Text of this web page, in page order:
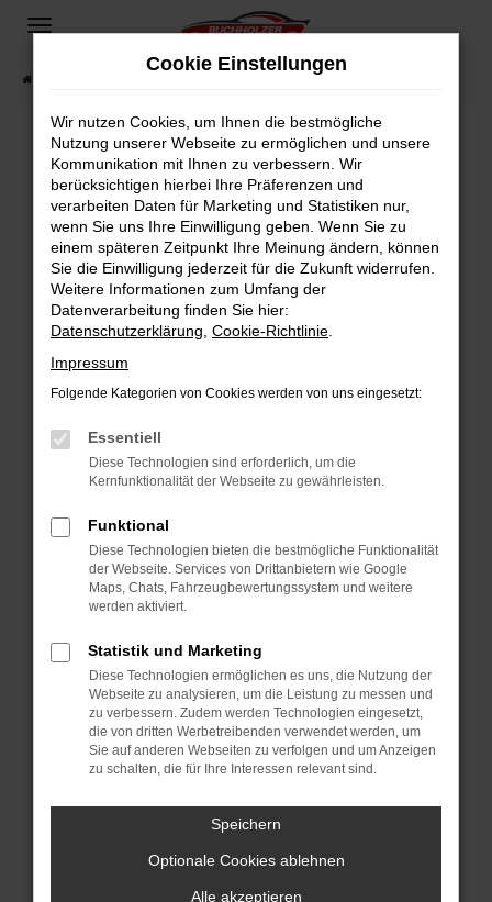
Zum
springen
Fahrzeugsuche
Fehler: Network Error
Beim Laden ist ein Fehler aufgetreten.
Hier sind ein paar Tipps, die dir helfen können:
Überprüfe deine Firewall und deine
Internetverbindung.
Laden andere Webseiten, zum Beispiel deine
Suchmaschine?
Prüfe deine Browsererweiterungen.
können das Laden bestimmter Seiten
verhindern. Funktioniert die Seite in einem
anderen Browser oder in einem privaten
Starte dein Gerät neu.
Das kann manchmal helfen, vorübergehende
Probleme zu beheben.
Betriebssystem auf dem neuesten Stand
sind.
Veraltete Software birgt nicht nur ein
Sicherheitsrisiko, sondern kann auch dazu
führen, dass bestimmte Funktionen nicht mehr
unterstützt werden.
Wende dich an den Webseitenbetreiber.
Wenn du alle oben genannten Schritte versucht
hast, kontaktiere uns bitte. Wir werden
versuchen, das Problem zu beheben. Du kannst
Cookie Einstellungen
Wir nutzen Cookies, um Ihnen die bestmögliche
Nutzung unserer Webseite zu ermöglichen und unsere
Kommunikation mit Ihnen zu verbessern. Wir
berücksichtigen hierbei Ihre Präferenzen und
verarbeiten Daten für Marketing und Statistiken nur,
wenn Sie uns Ihre Einwilligung geben. Wenn Sie zu
einem späteren Zeitpunkt Ihre Meinung ändern, können
Sie die Einwilligung jederzeit für die Zukunft widerrufen.
Weitere Informationen zum Umfang der
Datenverarbeitung finden Sie hier:
Datenschutzerklärung Cookie-Richtlinie
Impressum
Folgende Kategorien von Cookies werden von uns eingesetzt:
Essentiell
Diese Technologien sind erforderlich, um die
Kernfunktionalität der Webseite zu gewährleisten.
Funktional
Diese Technologien bieten die bestmögliche Funktionalität
der Webseite. Services von Drittanbietern wie Google
Maps, Chats, Fahrzeugbewertungssystem und weitere
werden aktiviert.
Statistik und Marketing
Diese Technologien ermöglichen es uns, die Nutzung der
Webseite zu analysieren, um die Leistung zu messen und
zu verbessern. Zudem werden Technologien eingesetzt,
die von dritten Werbetreibenden verwendet werden, um
Sie auf anderen Webseiten zu verfolgen und um Anzeigen
zu schalten, die für Ihre Interessen relevant sind.
Speichern
Optionale Cookies ablehnen
Alle akzeptieren